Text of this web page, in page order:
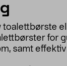
toalettbørste
for
samt